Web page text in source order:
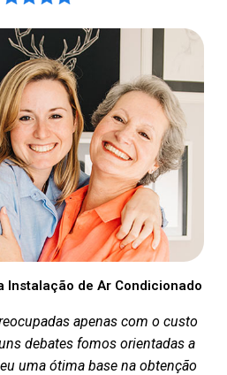
Instalação de Ar Condicionado
apenas com o custo
debates fomos orientadas a
uma ótima base na obtenção